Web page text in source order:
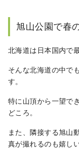
旭山公園で春
北海道は日本国内で
そんな北海道の中で
す。
特に山頂から一望で
どころ。
また、隣接する旭山
真が撮れるのも嬉し